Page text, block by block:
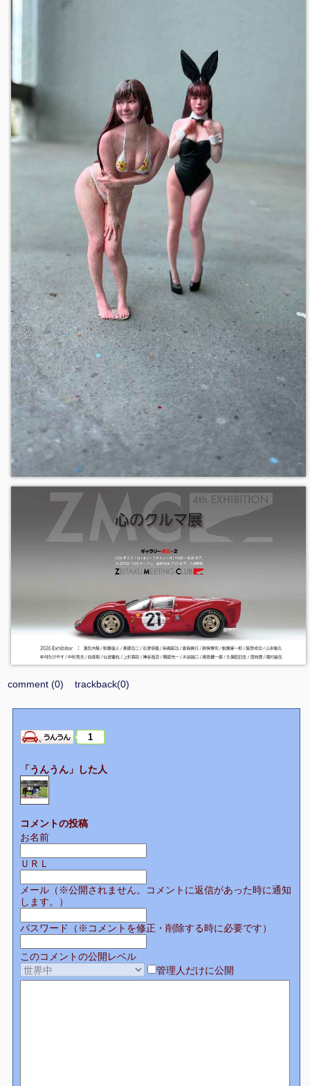
comment (0) trackback(0)
1
「うんうん」した人
コメントの投稿
お名前
ＵＲＬ
メール（※公開されません。コメントに返信があった時に通知
します。）
パスワード（※コメントを修正・削除する時に必要です）
このコメントの公開レベル
管理人だけに公開